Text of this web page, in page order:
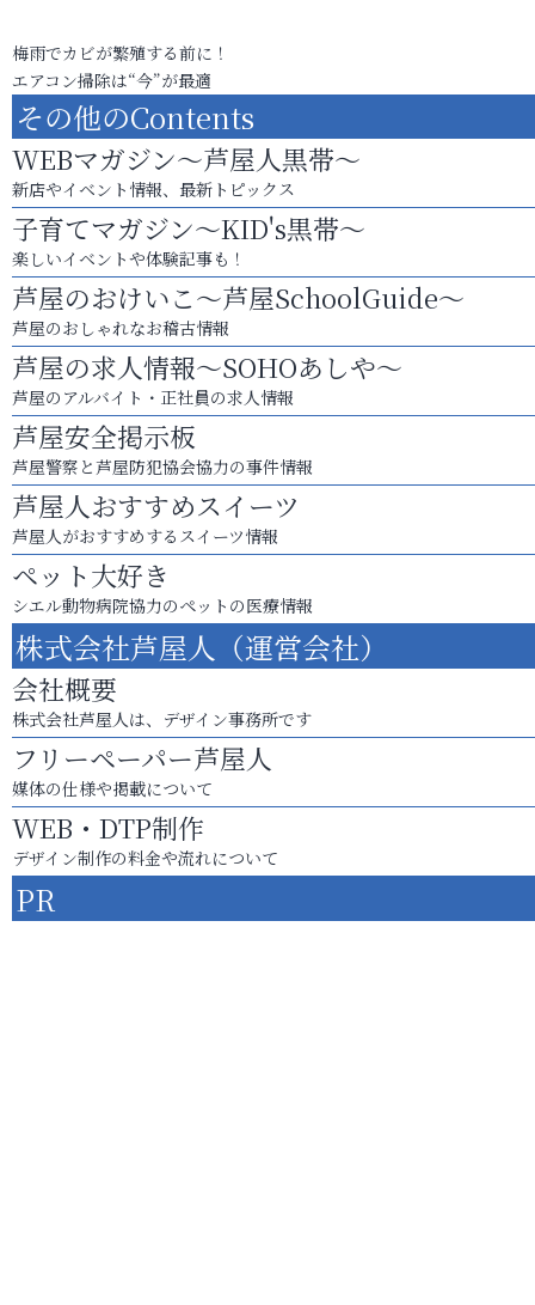
梅雨でカビが繁殖する前に！
エアコン掃除は“今”が最適
その他のContents
WEBマガジン～芦屋人黒帯～
新店やイベント情報、最新トピックス
子育てマガジン～KID's黒帯～
楽しいイベントや体験記事も！
芦屋のおけいこ～芦屋SchoolGuide～
芦屋のおしゃれなお稽古情報
芦屋の求人情報～SOHOあしや～
芦屋のアルバイト・正社員の求人情報
芦屋安全掲示板
芦屋警察と芦屋防犯協会協力の事件情報
芦屋人おすすめスイーツ
芦屋人がおすすめするスイーツ情報
ペット大好き
シエル動物病院協力のペットの医療情報
株式会社芦屋人（運営会社）
会社概要
株式会社芦屋人は、デザイン事務所です
フリーペーパー芦屋人
媒体の仕様や掲載について
WEB・DTP制作
デザイン制作の料金や流れについて
PR